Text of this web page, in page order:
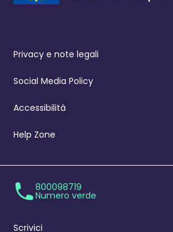
Privacy e note legali
Social Media Policy
Accessibilità
Help Zone
800098719
Numero verde
Scrivici